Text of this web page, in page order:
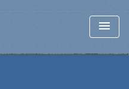
menu